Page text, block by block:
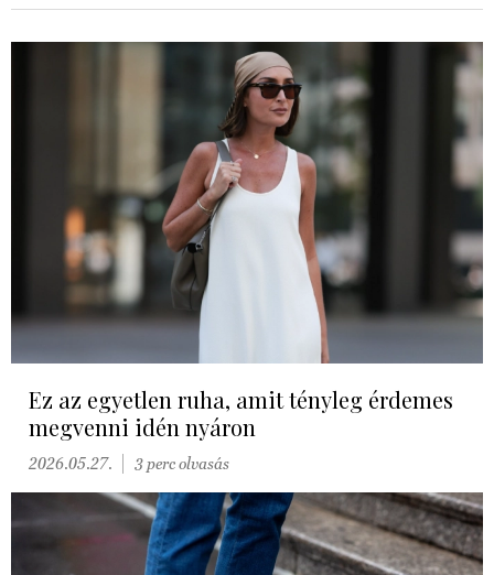
Ez az egyetlen ruha, amit tényleg érdemes
megvenni idén nyáron
2026.05.27. 3 perc olvasás